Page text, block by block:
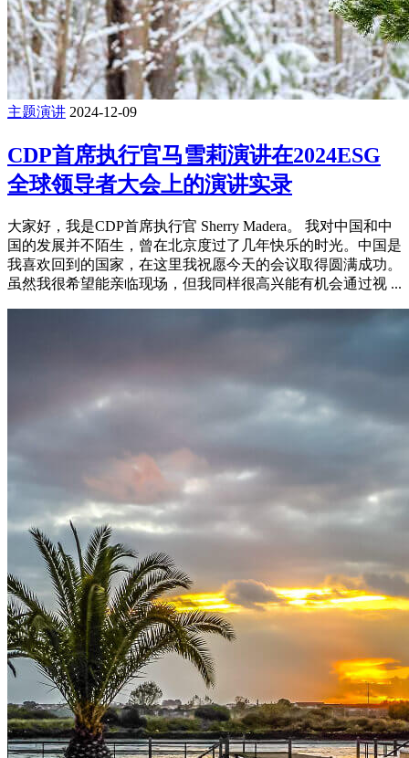
主题演讲 2024-12-09
CDP首席执行官马雪莉演讲在2024ESG
全球领导者大会上的演讲实录
大家好，我是CDP首席执行官 Sherry Madera。 我对中国和中
国的发展并不陌生，曾在北京度过了几年快乐的时光。中国是
我喜欢回到的国家，在这里我祝愿今天的会议取得圆满成功。
虽然我很希望能亲临现场，但我同样很高兴能有机会通过视 ...